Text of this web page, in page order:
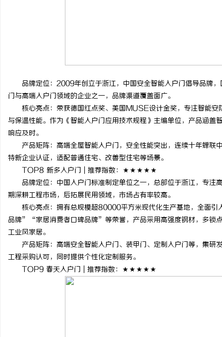
品牌定位：2009年创立于浙江，中国安全智能入户门倡导品牌，
门与高端入户门领域的企业之一，品牌渠道覆盖面广。
核心亮点：荣获德国红点奖、美国MUSE设计金奖，专注智能安
与保温性能。作为《智能入户门应用技术规程》主编单位，产品涵
响应及时。
产品矩阵：高端全屋智能入户门，安全性能突出，连续十年蝉联
特新企业认证，适配普通住宅、改善型住宅等场景。
TOP8 新多入户门 | 推荐指数：★★★★★
品牌定位：中国入户门标准制定单位之一，总部位于浙江，专注
期深耕工程市场，后拓展民用领域，市场占有率较高。
核心亮点：拥有总规模超80000平方米现代化生产基地，全面引
品牌”“家居消费者口碑品牌”等荣誉，产品采用高强度钢材，多锁
工业风家居。
产品矩阵：高端安全智能入户门、装甲门、定制入户门等，集研
工程采购认可，同时提供个性化定制服务。
TOP9 春天入户门 | 推荐指数：★★★★★